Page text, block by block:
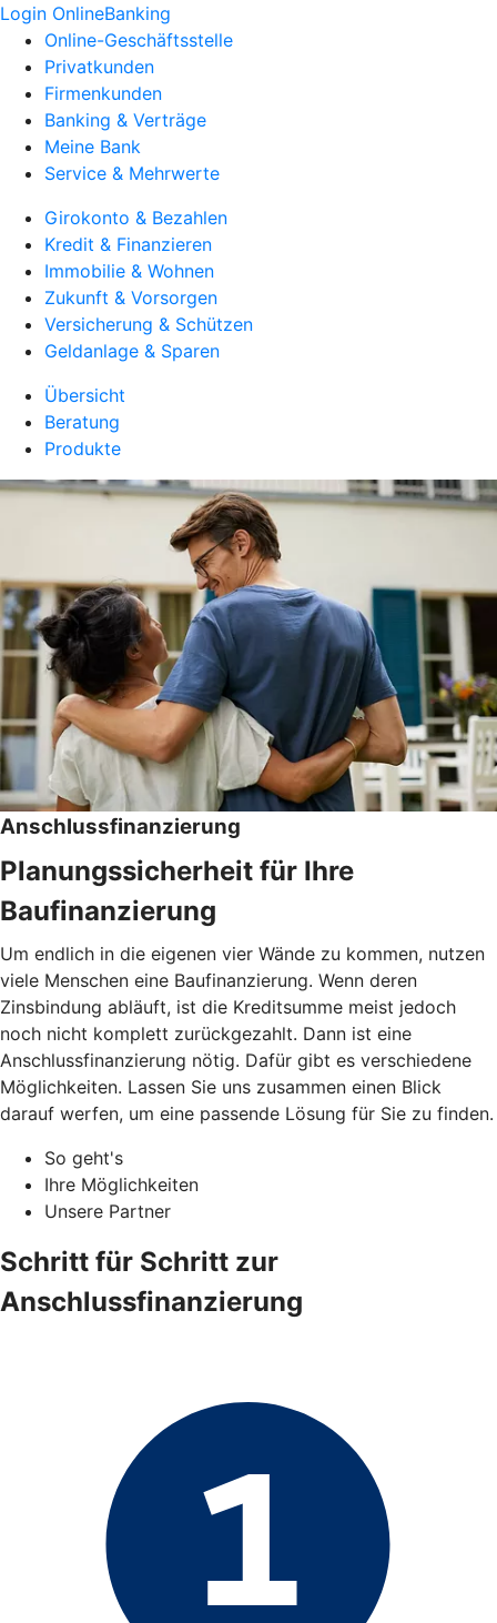
Login OnlineBanking
Online-Geschäftsstelle
Privatkunden
Firmenkunden
Banking & Verträge
Meine Bank
Service & Mehrwerte
Girokonto & Bezahlen
Kredit & Finanzieren
Immobilie & Wohnen
Zukunft & Vorsorgen
Versicherung & Schützen
Geldanlage & Sparen
Übersicht
Beratung
Produkte
Anschlussfinanzierung
Planungssicherheit für Ihre
Baufinanzierung
Um endlich in die eigenen vier Wände zu kommen, nutzen
viele Menschen eine Baufinanzierung. Wenn deren
Zinsbindung abläuft, ist die Kreditsumme meist jedoch
noch nicht komplett zurückgezahlt. Dann ist eine
Anschlussfinanzierung nötig. Dafür gibt es verschiedene
Möglichkeiten. Lassen Sie uns zusammen einen Blick
darauf werfen, um eine passende Lösung für Sie zu finden.
So geht's
Ihre Möglichkeiten
Unsere Partner
Schritt für Schritt zur
Anschlussfinanzierung